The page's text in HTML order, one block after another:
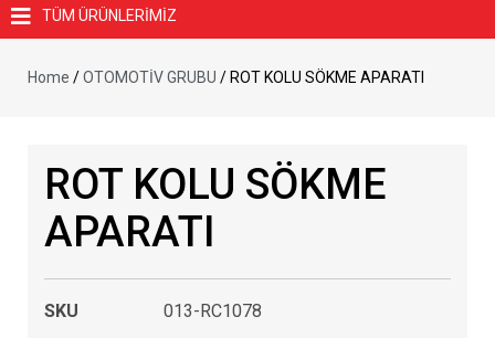
TÜM ÜRÜNLERİMİZ
Home /OTOMOTİV GRUBU / ROT KOLU SÖKME APARATI
ROT KOLU SÖKME
APARATI
SKU
013-RC1078